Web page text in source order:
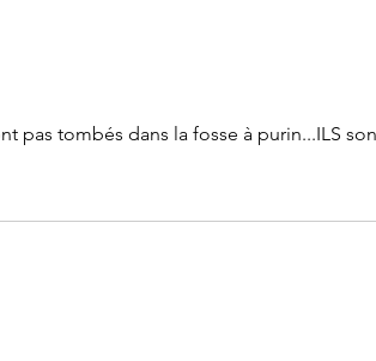
pas tombés dans la fosse à purin...ILS